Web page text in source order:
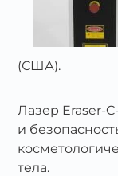
(США).
Лазер Eraser-
и
тела.